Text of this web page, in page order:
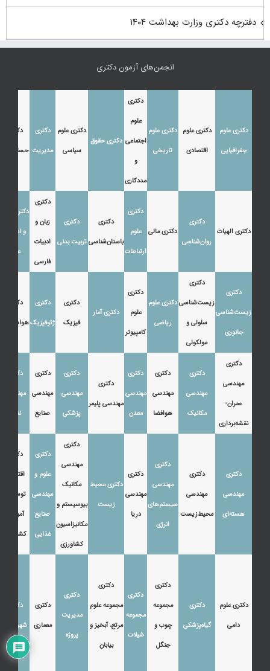
دفترچه دکتری وزارت بهداشت ۱۴۰۴
انجمن‌های آزمون دکتری
دکتری علوم
جغرافیایی
دکتری علوم
اقتصادی
دکتری علوم
تاریخی
دکتری
علوم
اجتماعی
و
مددکاری
دکتری حقوق
دکتری علوم
سیاسی
دکتری
مدیریت
دکتری
حسابداری
دکتری الهیات
دکتری
روان‌شناسی
دکتری مالی
دکتری
علوم
ارتباطات
دکتری
باستان‌شناسی
دکتری
تربیت بدنی
دکتری
زبان و
ادبیات
فارسی
دکتری زبان
و ادبیات
عرب
دکتری
زیست‌شناسی
جانوری
دکتری
زیست‌شناسی
سلولی و
مولکولی
دکتری علوم
ریاضی
دکتری
علوم
کامپیوتر
دکتری آمار
دکتری
فیزیک
دکتری
ژئوفیزیک
دکتری
هواشناسی
دکتری
مهندسی
عمران-
نقشه‌برداری
دکتری
مهندسی
مکانیک
دکتری
مهندسی
هوافضا
دکتری
مهندسی
معدن
دکتری
مهندسی پلیمر
دکتری
مهندسی
پزشکی
دکتری
مهندسی
صنایع
دکتری
مهندسی
نفت
دکتری
مهندسی
هسته‌ای
دکتری
مهندسی
محیط‌زیست
دکتری
مهندسی
سیستم‌های
انرژی
دکتری
مهندسی
دریا
دکتری محیط
زیست
دکتری
مهندسی
مکانیک
بیوسیستم و
مکانیزاسیون
کشاورزی
دکتری
علوم و
مهندسی
صنایع
غذایی
دکتری
اقتصاد،
توسعه و
آموزش
کشاورزی
دکتری علوم
دامی
دکتری
گیاه‌پزشکی
دکتری
مجموعه
چوب و
جنگل
دکتری
مجموعه
شیلات
دکتری
مجموعه علوم
مرتع، آبخیز و
بیابان
دکتری
مدیریت
پروژه
دکتری
معماری
دکتری
شهرسازی